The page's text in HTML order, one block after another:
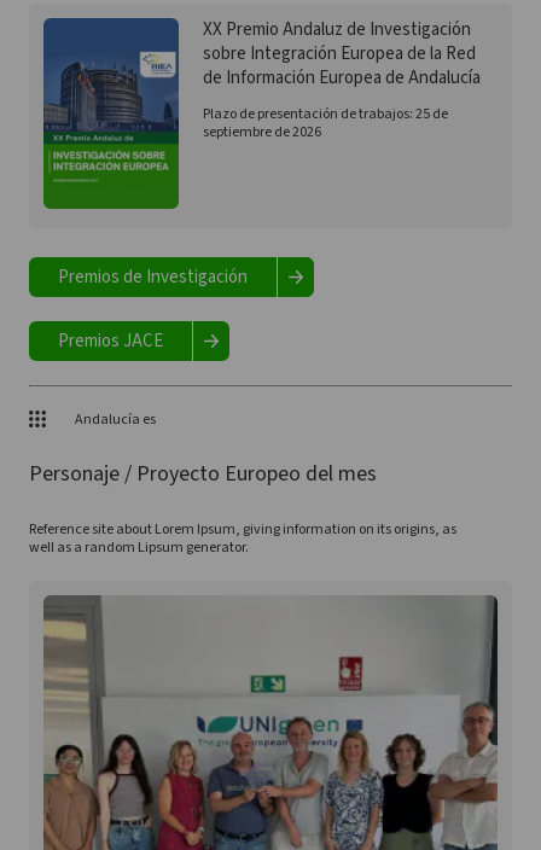
XX Premio Andaluz de Investigación
sobre Integración Europea de la Red
de Información Europea de Andalucía
Plazo de presentación de trabajos: 25 de
septiembre de 2026
Premios de Investigación
Premios JACE
Andalucía es
Personaje / Proyecto Europeo del mes
Reference site about Lorem Ipsum, giving information on its origins, as
well as a random Lipsum generator.